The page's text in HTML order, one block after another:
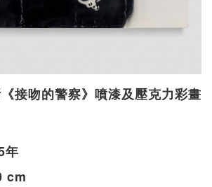
接吻的警察》噴漆及壓克力彩畫
年
cm